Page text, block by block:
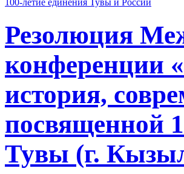
Резолюция
конференции
история,
посвященной
Тувы (г.